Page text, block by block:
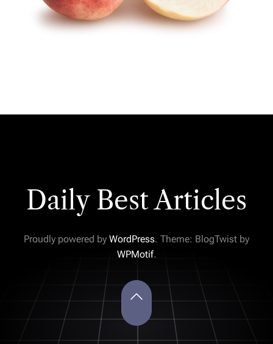
Daily Best Articles
Proudly powered by WordPress. Theme: BlogTwist by
WPMotif.